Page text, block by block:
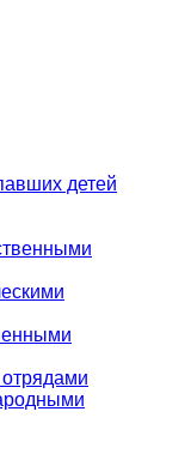
детей